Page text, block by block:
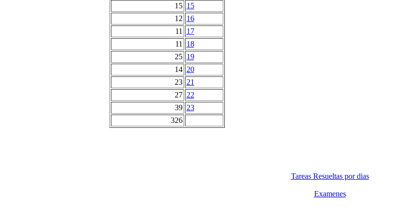
15 15
12 16
11
17
11
18
25 19
14 20
23 21
27 22
39 23
326
Tareas Resueltas por dias
Examenes